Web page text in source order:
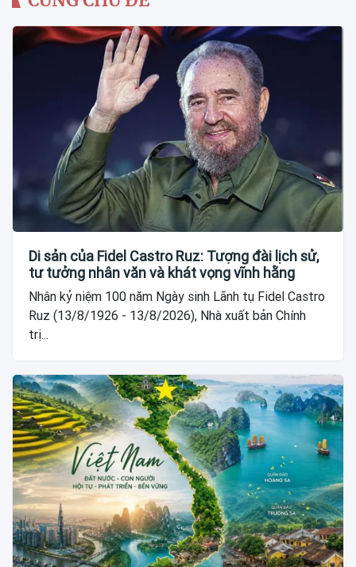
Di sản của Fidel Castro Ruz: Tượng đài lịch sử,
tư tưởng nhân văn và khát vọng vĩnh hằng
Nhân kỷ niệm 100 năm Ngày sinh Lãnh tụ Fidel Castro
Ruz (13/8/1926 - 13/8/2026), Nhà xuất bản Chính
trị...